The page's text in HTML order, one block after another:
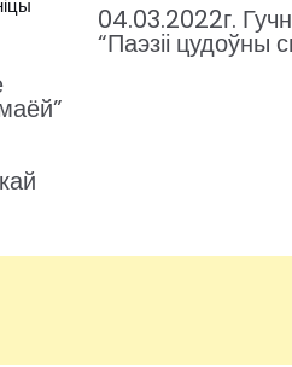
04.03.2022г.
“Паэзіі цудоўны